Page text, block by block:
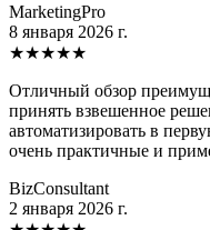
MarketingPro
8 января 2026 г.
★★★★★
Отличный обзор
принять взвешенное
автоматизировать в
очень практичные и
BizConsultant
2 января 2026 г.